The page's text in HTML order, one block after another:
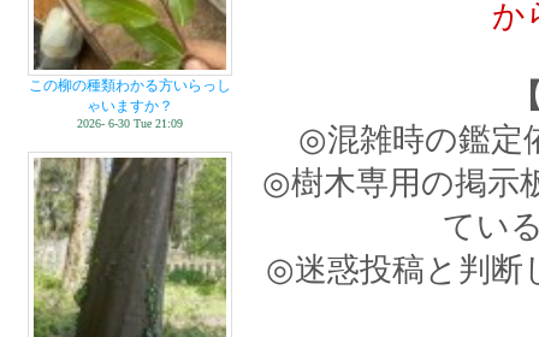
この柳の種類わかる方いらっし
ゃいますか？
2026- 6-30 Tue 21:09
か
◎混雑時の鑑定
◎樹木専用の掲示
てい
◎迷惑投稿と判断